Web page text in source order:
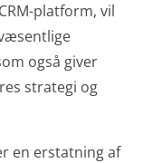
platform, vil
også giver
strategi og
en erstatning af